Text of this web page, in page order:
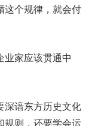
这个规律，就会付
业家应该贯通中
深谙东方历史文化
规则，还要学会运